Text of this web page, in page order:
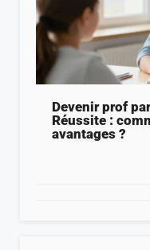
Devenir prof
Réussite :
avantages ?